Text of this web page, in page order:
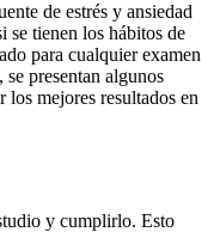
de estrés y ansiedad
se tienen los hábitos de
para cualquier examen
presentan algunos
los mejores resultados en
y cumplirlo. Esto